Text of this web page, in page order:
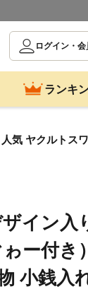
ログイン・
ランキ
気 ヤクルトス
イン入
ー付き
小銭入